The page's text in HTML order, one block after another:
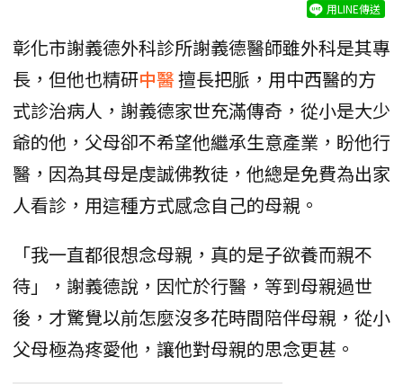
用LINE傳送
彰化市謝義德外科診所謝義德醫師雖外科是其專
長，但他也精研中醫擅長把脈，用中西醫的方
式診治病人，謝義德家世充滿傳奇，從小是大少
爺的他，父母卻不希望他繼承生意產業，盼他行
醫，因為其母是虔誠佛教徒，他總是免費為出家
人看診，用這種方式感念自己的母親。
「我一直都很想念母親，真的是子欲養而親不
待」，謝義德說，因忙於行醫，等到母親過世
後，才驚覺以前怎麼沒多花時間陪伴母親，從小
父母極為疼愛他，讓他對母親的思念更甚。